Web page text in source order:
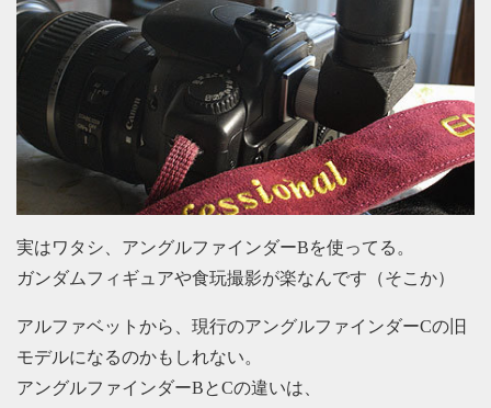
実はワタシ、アングルファインダーBを使ってる。
ガンダムフィギュアや食玩撮影が楽なんです（そこか）
アルファベットから、現行のアングルファインダーCの旧
モデルになるのかもしれない。
アングルファインダーBとCの違いは、